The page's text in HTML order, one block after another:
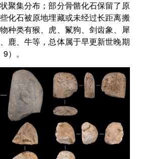
聚集分布；部分骨骼化石保留了原
化石被原地埋藏或未经过长距离搬
种类有猴、虎、鬣狗、剑齿象、犀
鹿、牛等，总体属于早更新世晚期
）。